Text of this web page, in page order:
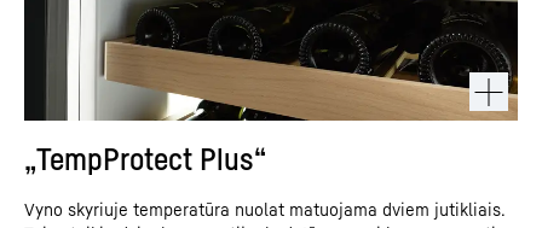
„TempProtect Plus“
Vyno skyriuje temperatūra nuolat matuojama dviem jutikliais.